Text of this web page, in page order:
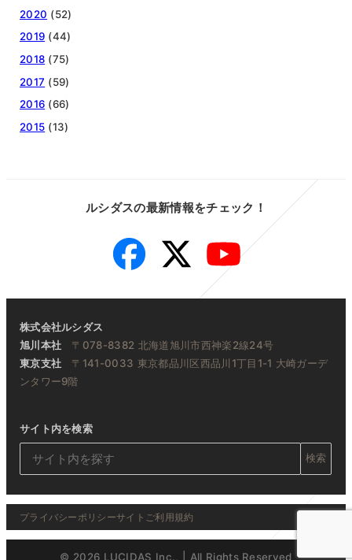
2020 (52)
2019 (44)
2018 (75)
2017 (59)
2016 (66)
2015 (13)
ルシダスの最新情報をチェック！
Facebook Twitter YouTube
株式会社ルシダス
旭川本社 〒078-8382 北海道旭川市西神楽2線24号
東京支社 〒141-0033 東京都品川区西品川1丁目1-1 大崎ガーデ
ンタワー9階
サイト内を検索
検索
プライバシーポリシーサイトご利用規約
© 2026 LUCIDAS Inc., | All Rights Reserved